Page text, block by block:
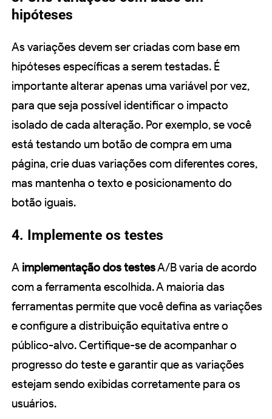
hipóteses
As variações devem ser criadas com base em
hipóteses específicas a serem testadas. É
importante alterar apenas uma variável por vez,
para que seja possível identificar o impacto
isolado de cada alteração. Por exemplo, se você
está testando um botão de compra em uma
página, crie duas variações com diferentes cores,
mas mantenha o texto e posicionamento do
botão iguais.
4. Implemente os testes
A implementação dos testesA/B varia de acordo
com a ferramenta escolhida. A maioria das
ferramentas permite que você defina as variações
e configure a distribuição equitativa entre o
público-alvo. Certifique-se de acompanhar o
progresso do teste e garantir que as variações
estejam sendo exibidas corretamente para os
usuários.